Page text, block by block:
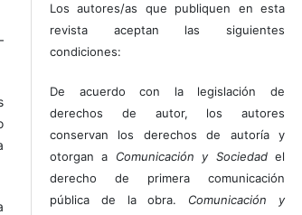
Los autores/as que publiquen en esta
revista aceptan las siguientes
condiciones:
De acuerdo con la legislación de
derechos de autor, los autores
conservan los derechos de autoría y
otorgan a Comunicación y Sociedadel
derecho de primera comunicación
pública de la obra. Comunicación y